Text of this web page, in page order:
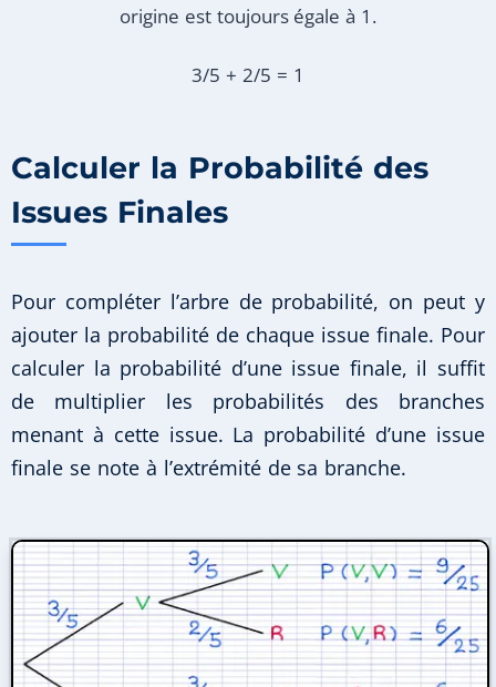
origine est toujours égale à 1.
3/5 + 2/5 = 1
Calculer la Probabilité des
Issues Finales
Pour compléter l’arbre de probabilité, on peut y
ajouter la probabilité de chaque issue finale. Pour
calculer la probabilité d’une issue finale, il suffit
de multiplier les probabilités des branches
menant à cette issue. La probabilité d’une issue
finale se note à l’extrémité de sa branche.